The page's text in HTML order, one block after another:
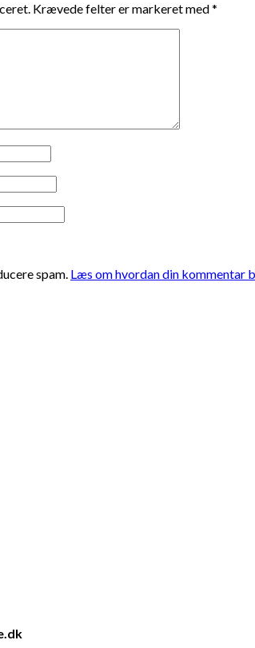
Krævede felter er markeret med*
spam. Læs om hvordan din kommentar